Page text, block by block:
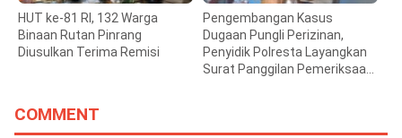
HUT ke-81 RI, 132 Warga
Binaan Rutan Pinrang
Diusulkan Terima Remisi
Pengembangan Kasus
Dugaan Pungli Perizinan,
Penyidik Polresta Layangkan
Surat Panggilan Pemeriksaan
COMMENT